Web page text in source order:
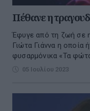
Πέθανε η
Έφυγε από τη ζωή σε
Γιώτα Γιάννα η οποία
φυσαρμόνικα «Τα
05 Ιουλίου 2023